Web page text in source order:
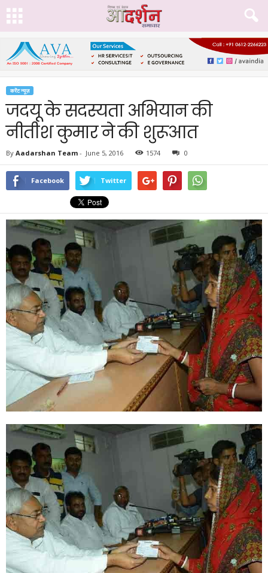
करेंट न्यूज़
जदयू के सदस्यता अभियान की
नीतीश कुमार ने की शुरूआत
By Aadarshan Team - June 5, 2016 1574 0
Facebook Twitter